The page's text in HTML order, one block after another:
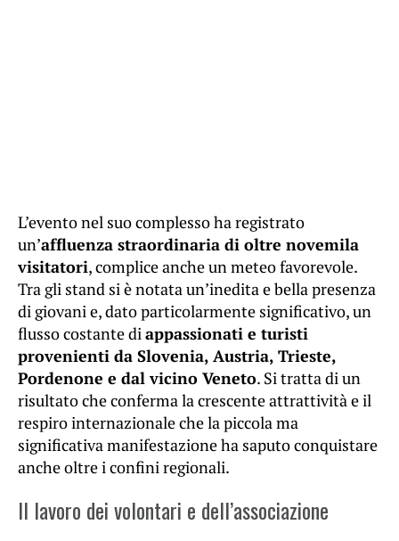
L’evento nel suo complesso ha registrato
un’affluenza straordinaria di oltre novemila
visitatori, complice anche un meteo favorevole.
Tra gli stand si è notata un’inedita e bella presenza
di giovani e, dato particolarmente significativo, un
flusso costante diappassionati e turisti
provenienti da Slovenia, Austria, Trieste,
Pordenone e dal vicino Veneto. Si tratta di un
risultato che conferma la crescente attrattività e il
respiro internazionale che la piccola ma
significativa manifestazione ha saputo conquistare
anche oltre i confini regionali.
Il lavoro dei volontari e dell’associazione